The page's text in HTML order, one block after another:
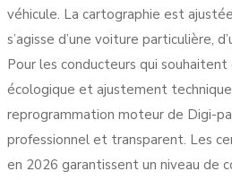
véhicule. La cartographie est
s’agisse d’une voiture particulière,
Pour les conducteurs qui
écologique et ajustement technique,
reprogrammation moteur de Digi-
professionnel et transparent. Les
en 2026 garantissent un niveau de